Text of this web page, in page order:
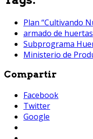
Plan “Cultivando
armado de
Subprograma
Ministerio de
Compartir
Facebook
Twitter
Google